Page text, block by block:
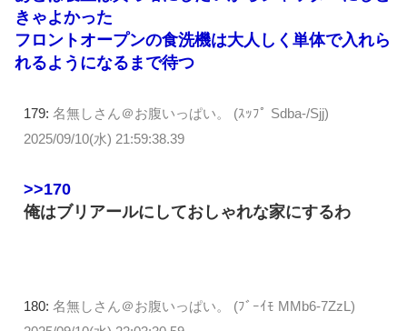
きゃよかった
フロントオープンの食洗機は大人しく単体で入れら
れるようになるまで待つ
179: 名無しさん＠お腹いっぱい。 (ｽｯﾌﾟ Sdba-/Sjj)
2025/09/10(水) 21:59:38.39
>>170
俺はブリアールにしておしゃれな家にするわ
180: 名無しさん＠お腹いっぱい。 (ﾌﾞｰｲﾓ MMb6-7ZzL)